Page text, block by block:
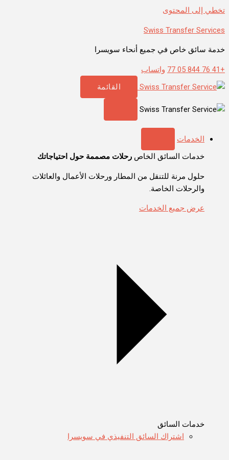
تخطي إلى المحتوى
Swiss Transfer Services
خدمة سائق خاص في جميع أنحاء سويسرا
+41 76 844 05 77
واتساب
القائمة
الخدمات
خدمات السائق الخاص رحلات مصممة حول احتياجاتك
حلول مرنة للتنقل من المطار ورحلات الأعمال والعائلات
والرحلات الخاصة.
عرض جميع الخدمات
خدمات السائق
اشتراك السائق التنفيذي في سويسرا